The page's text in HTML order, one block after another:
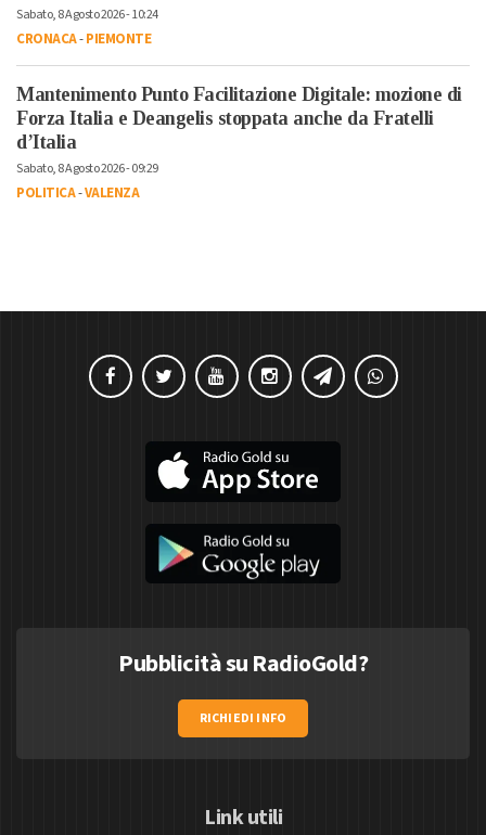
Sabato, 8 Agosto 2026 - 10:24
CRONACA-PIEMONTE
Mantenimento Punto Facilitazione Digitale: mozione di
Forza Italia e Deangelis stoppata anche da Fratelli
d’Italia
Sabato, 8 Agosto 2026 - 09:29
POLITICA-VALENZA
Pubblicità su RadioGold?
RICHIEDI INFO
Link utili